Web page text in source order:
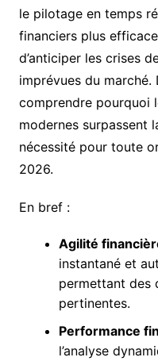
le pilotage en temps
financiers plus
d’anticiper les crises
imprévues du
comprendre pourquoi
modernes surpassent
nécessité pour toute
2026.
En bref :
Agilité
instantané et
permettant des
pertinentes.
Performance
l’analyse